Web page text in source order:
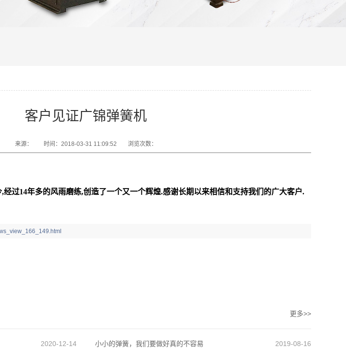
客户见证广锦弹簧机
来源： 时间：2018-03-31 11:09:52 浏览次数：
,经过14年多的风雨磨练,创造了一个又一个辉煌.感谢长期以来相信和支持我们的广大客户.
更多>>
2020-12-14 小小的弹簧，我们要做好真的不容易 2019-08-16